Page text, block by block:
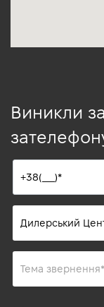
Виникли